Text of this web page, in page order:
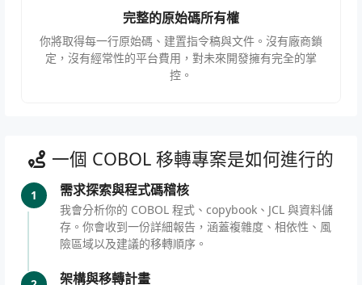
完整的原始碼所有權
你將取得每一行原始碼、建置指令稿與文件。沒有廠商鎖
定，沒有經常性的平台費用，對未來開發擁有完全的掌
控。
一個 COBOL 移轉專案是如何進行的
1 需求探索與程式碼稽核
我會分析你的 COBOL 程式、copybook、JCL 與資料儲
存。你會收到一份詳細報告，涵蓋複雜度、相依性、風
險區域以及建議的移轉順序。
架構與移轉計畫